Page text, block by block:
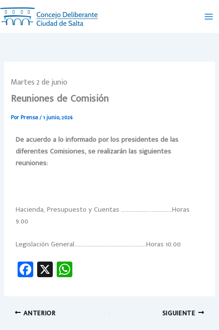
Ir
al
contenido
Martes 2 de junio
Reuniones de Comisión
PorPrensa/1 junio, 2026
De acuerdo a lo informado por los presidentes de las
diferentes Comisiones, se realizarán las siguientes
reuniones:
Hacienda, Presupuesto y Cuentas ……………………..………………Horas
9.00
Legislación General………………………………………………………Horas 10.00
Fa
ce
o
X
ANTERIOR SIGUIENTE